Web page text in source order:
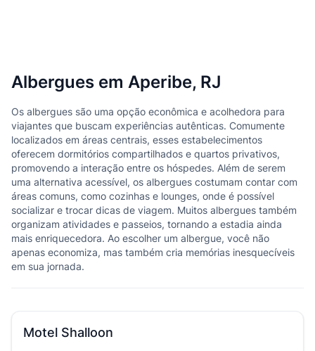
Albergues em Aperibe, RJ
Os albergues são uma opção econômica e acolhedora para
viajantes que buscam experiências autênticas. Comumente
localizados em áreas centrais, esses estabelecimentos
oferecem dormitórios compartilhados e quartos privativos,
promovendo a interação entre os hóspedes. Além de serem
uma alternativa acessível, os albergues costumam contar com
áreas comuns, como cozinhas e lounges, onde é possível
socializar e trocar dicas de viagem. Muitos albergues também
organizam atividades e passeios, tornando a estadia ainda
mais enriquecedora. Ao escolher um albergue, você não
apenas economiza, mas também cria memórias inesquecíveis
em sua jornada.
Motel Shalloon